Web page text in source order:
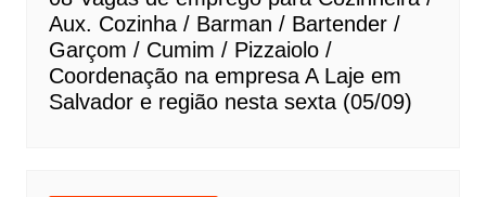
Aux. Cozinha / Barman / Bartender /
Garçom / Cumim / Pizzaiolo /
Coordenação na empresa A Laje em
Salvador e região nesta sexta (05/09)